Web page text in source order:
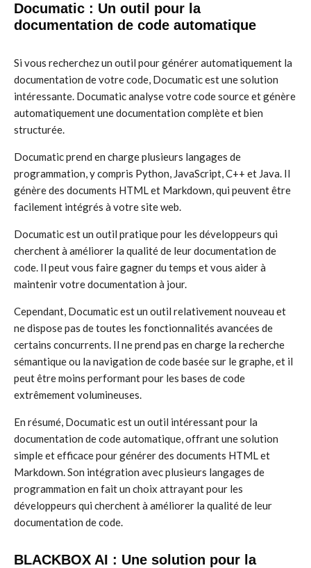
Documatic : Un outil pour la
documentation de code automatique
Si vous recherchez un outil pour générer automatiquement la
documentation de votre code, Documatic est une solution
intéressante. Documatic analyse votre code source et génère
automatiquement une documentation complète et bien
structurée.
Documatic prend en charge plusieurs langages de
programmation, y compris Python, JavaScript, C++ et Java. Il
génère des documents HTML et Markdown, qui peuvent être
facilement intégrés à votre site web.
Documatic est un outil pratique pour les développeurs qui
cherchent à améliorer la qualité de leur documentation de
code. Il peut vous faire gagner du temps et vous aider à
maintenir votre documentation à jour.
Cependant, Documatic est un outil relativement nouveau et
ne dispose pas de toutes les fonctionnalités avancées de
certains concurrents. Il ne prend pas en charge la recherche
sémantique ou la navigation de code basée sur le graphe, et il
peut être moins performant pour les bases de code
extrêmement volumineuses.
En résumé, Documatic est un outil intéressant pour la
documentation de code automatique, offrant une solution
simple et efficace pour générer des documents HTML et
Markdown. Son intégration avec plusieurs langages de
programmation en fait un choix attrayant pour les
développeurs qui cherchent à améliorer la qualité de leur
documentation de code.
BLACKBOX AI : Une solution pour la